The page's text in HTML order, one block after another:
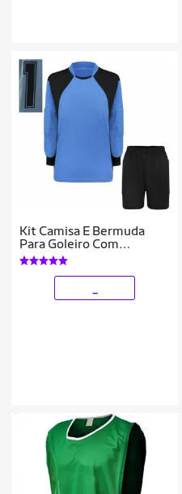
Kit Camisa E Bermuda
Para Goleiro Com
Proteção Acolchoada